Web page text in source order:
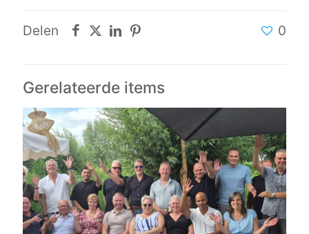
Delen 0
Gerelateerde items